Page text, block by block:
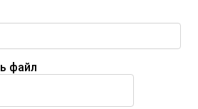
файл